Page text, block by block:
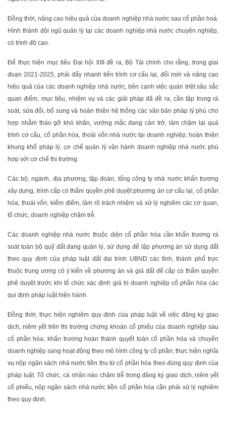
Đồng thời, nâng cao hiệu quả của doanh nghiệp nhà nước sau cổ phần hoá.
Hình thành đội ngũ quản lý tại các doanh nghiệp nhà nước chuyên nghiệp,
có trình độ cao.
Để thực hiện mục tiêu Đại hội XIII đề ra, Bộ Tài chính cho rằng, trong giai
đoạn 2021-2025, phải đẩy nhanh tiến trình cơ cấu lại, đổi mới và nâng cao
hiệu quả của các doanh nghiệp nhà nước, bên cạnh việc quán triệt sâu sắc
quan điểm, mục tiêu, nhiệm vụ và các giải pháp đã đề ra, cần tập trung rà
soát, sửa đổi, bổ sung và hoàn thiện hệ thống các văn bản pháp lý phù cho
hợp nhằm tháo gỡ khó khăn, vướng mắc đang cản trở, làm chậm lại quá
trình cơ cấu, cổ phần hóa, thoái vốn nhà nước tại doanh nghiệp; hoàn thiện
khung khổ pháp lý, cơ chế quản lý vận hành doanh nghiệp nhà nước phù
hợp với cơ chế thị trường.
Các bộ, ngành, địa phương, tập đoàn, tổng công ty nhà nước khẩn trương
xây dựng, trình cấp có thẩm quyền phê duyệt phương án cơ cấu lại, cổ phần
hóa, thoái vốn; kiểm điểm, làm rõ trách nhiệm và xử lý nghiêm các cơ quan,
tổ chức, doanh nghiệp chậm trễ.
Các doanh nghiệp nhà nước thuộc diện cổ phần hóa cần khẩn trương rà
soát toàn bộ quỹ đất đang quản lý, sử dụng để lập phương án sử dụng đất
theo quy định của pháp luật đất đai trình UBND các tỉnh, thành phố trực
thuộc trung ương có ý kiến về phương án và giá đất để cấp có thẩm quyền
phê duyệt trước khi tổ chức xác định giá trị doanh nghiệp cổ phần hóa các
qui định pháp luật hiện hành.
Đồng thời, thực hiện nghiêm quy định của pháp luật về việc đăng ký giao
dịch, niêm yết trên thị trường chứng khoán cổ phiếu của doanh nghiệp sau
cổ phần hóa; khẩn trương hoàn thành quyết toán cổ phần hóa và chuyển
doanh nghiệp sang hoạt động theo mô hình công ty cổ phần; thực hiện nghĩa
vụ nộp ngân sách nhà nước tiền thu từ cổ phần hóa theo đúng quy định của
pháp luật. Tổ chức, cá nhân nào chậm trễ trong đăng ký giao dịch, niêm yết
cổ phiếu, nộp ngân sách nhà nước tiền cổ phần hóa cần phải xử lý nghiêm
theo quy định.